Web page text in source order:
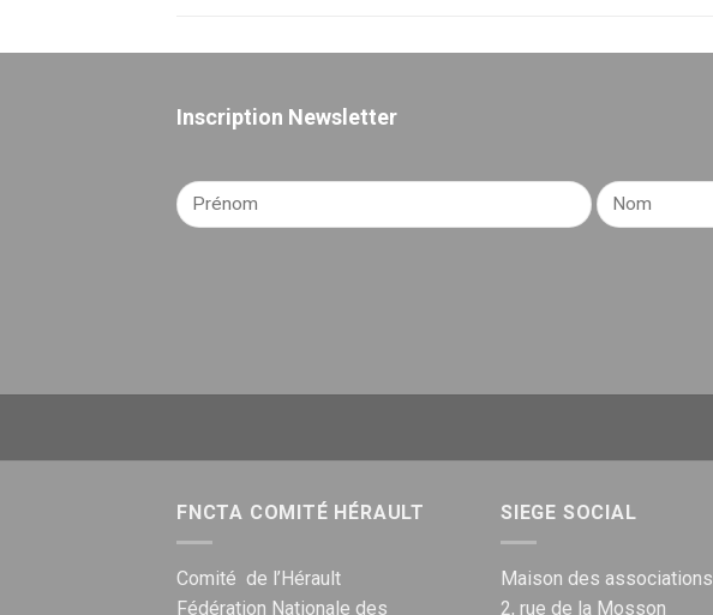
Inscription Newsletter
FNCTA COMITÉ HÉRAULT
Comité de l’Hérault
Fédération Nationale des
SIEGE SOCIAL
Maison des associations
2, rue de la Mosson